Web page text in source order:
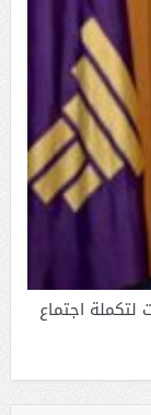
لتكملة اجتماع